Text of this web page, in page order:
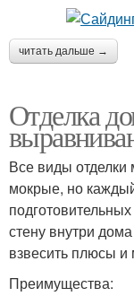
читать дальше →
Отделка
Все виды отделки
мокрые, но
стену внутри
взвесить плюсы и
Преимущества: